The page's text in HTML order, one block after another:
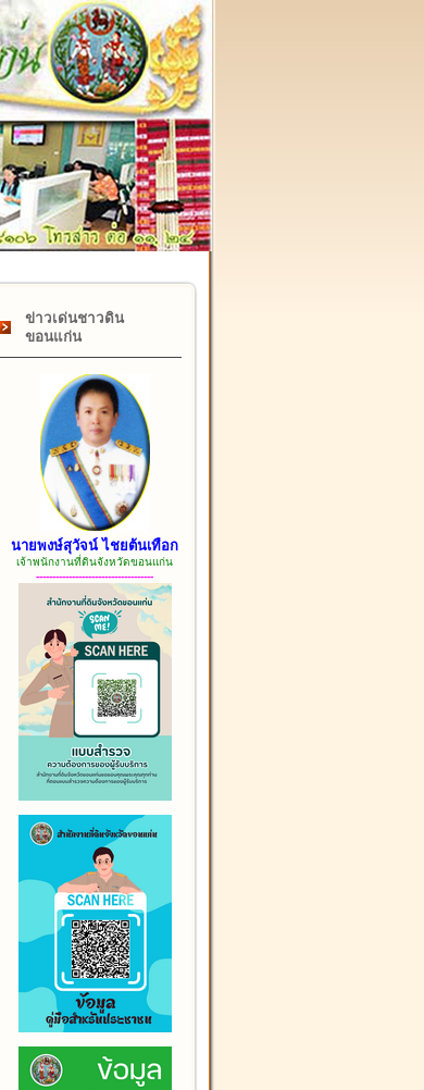
๑๗ กุมภาพันธ์ "วันคล้ายวันสถาปนากรมที่ดิน" ครบรอบ ๑๒
ข่าวเด่นชาวดิน
ขอนแก่น
นายพงษ์สุวัจน์ ไชยต้นเทือก
เจ้าพนักงานที่ดินจังหวัดขอนแก่น
------------------------------------